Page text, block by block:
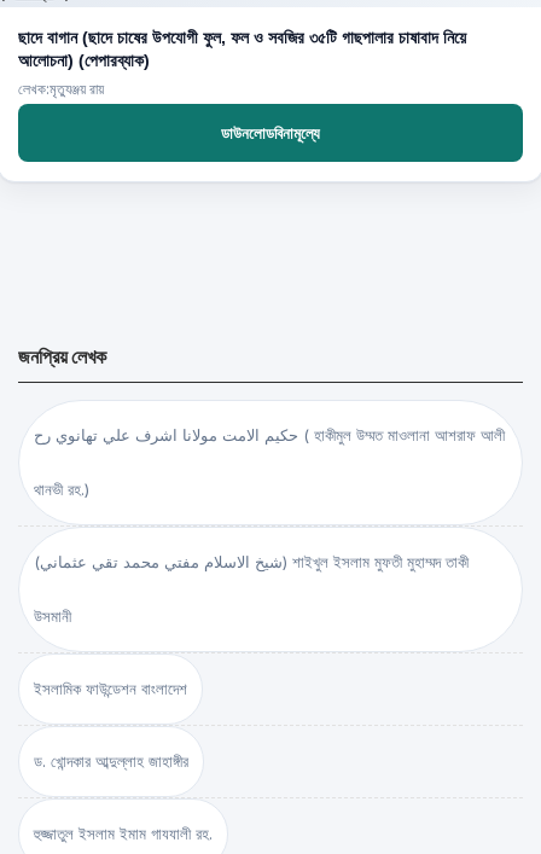
ছাদে বাগান (ছাদে চাষের উপযোগী ফুল, ফল ও সবজির ৩৫টি গাছপালার চাষাবাদ নিয়ে
আলোচনা) (পেপারব্যাক)
লেখক:মৃত্যুঞ্জয় রায়
ডাউনলোডবিনামূল্যে
জনপ্রিয় লেখক
حكيم الامت مولانا اشرف علي تهانوي رح ( হাকীমুল উম্মত মাওলানা আশরাফ আলী
থানভী রহ.)
(شيخ الاسلام مفتي محمد تقي عثماني) শাইখুল ইসলাম মুফতী মুহাম্মদ তাকী
উসমানী
ইসলামিক ফাউন্ডেশন বাংলাদেশ
ড. খোন্দকার আব্দুল্লাহ জাহাঙ্গীর
হুজ্জাতুল ইসলাম ইমাম গাযযালী রহ.